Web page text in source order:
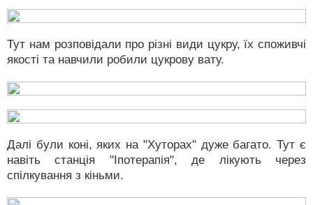
Тут нам розповідали про різні види цукру, їх споживчі
якості та навчили робили цукрову вату.
Далі були коні, яких на "Хуторах" дуже багато. Тут є
навіть станція "Іпотерапія", де лікують через
спілкування з кіньми.